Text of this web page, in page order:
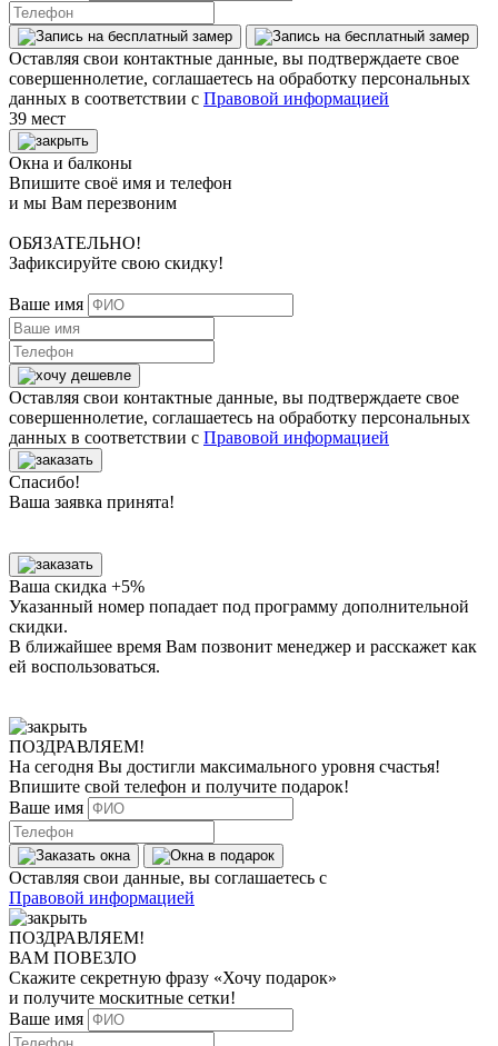
Оставляя свои контактные данные, вы подтверждаете свое
совершеннолетие, соглашаетесь на обработку персональных
данных в соответствии с Правовой информацией
39 мест
Окна и балконы
Впишите своё имя и телефон
и мы Вам перезвоним
ОБЯЗАТЕЛЬНО!
Зафиксируйте свою скидку!
Ваше имя
Оставляя свои контактные данные, вы подтверждаете свое
совершеннолетие, соглашаетесь на обработку персональных
данных в соответствии с Правовой информацией
Спасибо!
Ваша заявка принята!
Ваша скидка +5%
Указанный номер попадает под программу дополнительной
скидки.
В ближайшее время Вам позвонит менеджер и расскажет как
ей воспользоваться.
ПОЗДРАВЛЯЕМ!
На сегодня Вы достигли максимального уровня счастья!
Впишите свой телефон и получите подарок!
Ваше имя
Оставляя свои данные, вы соглашаетесь с
Правовой информацией
ПОЗДРАВЛЯЕМ!
ВАМ ПОВЕЗЛО
Скажите секретную фразу «Хочу подарок»
и получите москитные сетки!
Ваше имя